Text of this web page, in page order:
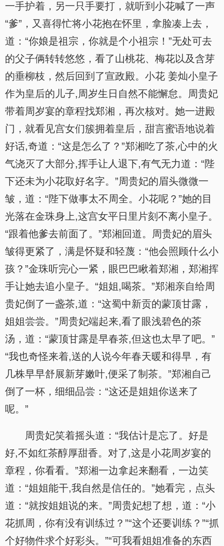
一手护着，另一只手要打，就听到小花喊了一声
“爹”，又喜得忙将小花抱在怀里，拿脸凑上去，
道：“你娘是祖宗，你就是个小祖宗！”无处可去
的父子俩转转悠悠，看了山桃花、梅花以及含芽
的垂柳枝，然后回到了宣政殿。小花 姜灿小皇子
作为皇后的儿子,周岁生日自然不能懈怠。周贵妃
带着周岁宴的章程找郑湘，再次核对。她一进殿
门，就看见宫女们簇拥着皇后，甜言蜜语地说着
好话,奇道：“这是怎么了？”郑湘吃了茶,心中的火
气浇灭了大部分,挥手让人退下,有气无力道：“陛
下还未为小花取好名字。”周贵妃的眉头微微一
皱，道：“陛下做事太不周全。小花呢？”她的目
光落在金珠身上,这宫女平日里片刻不离小皇子。
“跟着他爹去前面了。”郑湘回道。周贵妃的眉头
皱得更紧了，满是怀疑和轻蔑：“他会照顾什么小
孩？”金珠听完心一紧，眼巴巴瞅着郑湘，郑湘挥
手让她去追小皇子。“姐姐,喝茶。”郑湘亲自给周
贵妃倒了一盏茶,道：“这蜀中新贡的蒙顶甘露，
姐姐尝尝。”周贵妃端起来,看了眼浅碧色的茶
汤，道：“蒙顶甘露是早春茶,但这也太早了吧。”
“我也奇怪来着,送的人说今年春天暖和得早，有
几株早早舒展新芽嫩叶,便采了制茶。”郑湘自己
倒了一杯，细细品尝：“这还是姐姐你送来了
呢。”
周贵妃笑着摇头道：“我估计是忘了。好是
好,不如红茶醇厚甜香。对了,这是小花周岁宴的
章程，你看看。”郑湘一边拿起来翻看，一边笑
道：“姐姐能干,我自然是信任的。”她看完，点头
道：“就按姐姐说的来。”周贵妃想了想，道：“小
花抓周，你有没有训练过？”“这个还要训练？”“抓
个好物件求个好彩头。”“可我看姐姐准备的东西